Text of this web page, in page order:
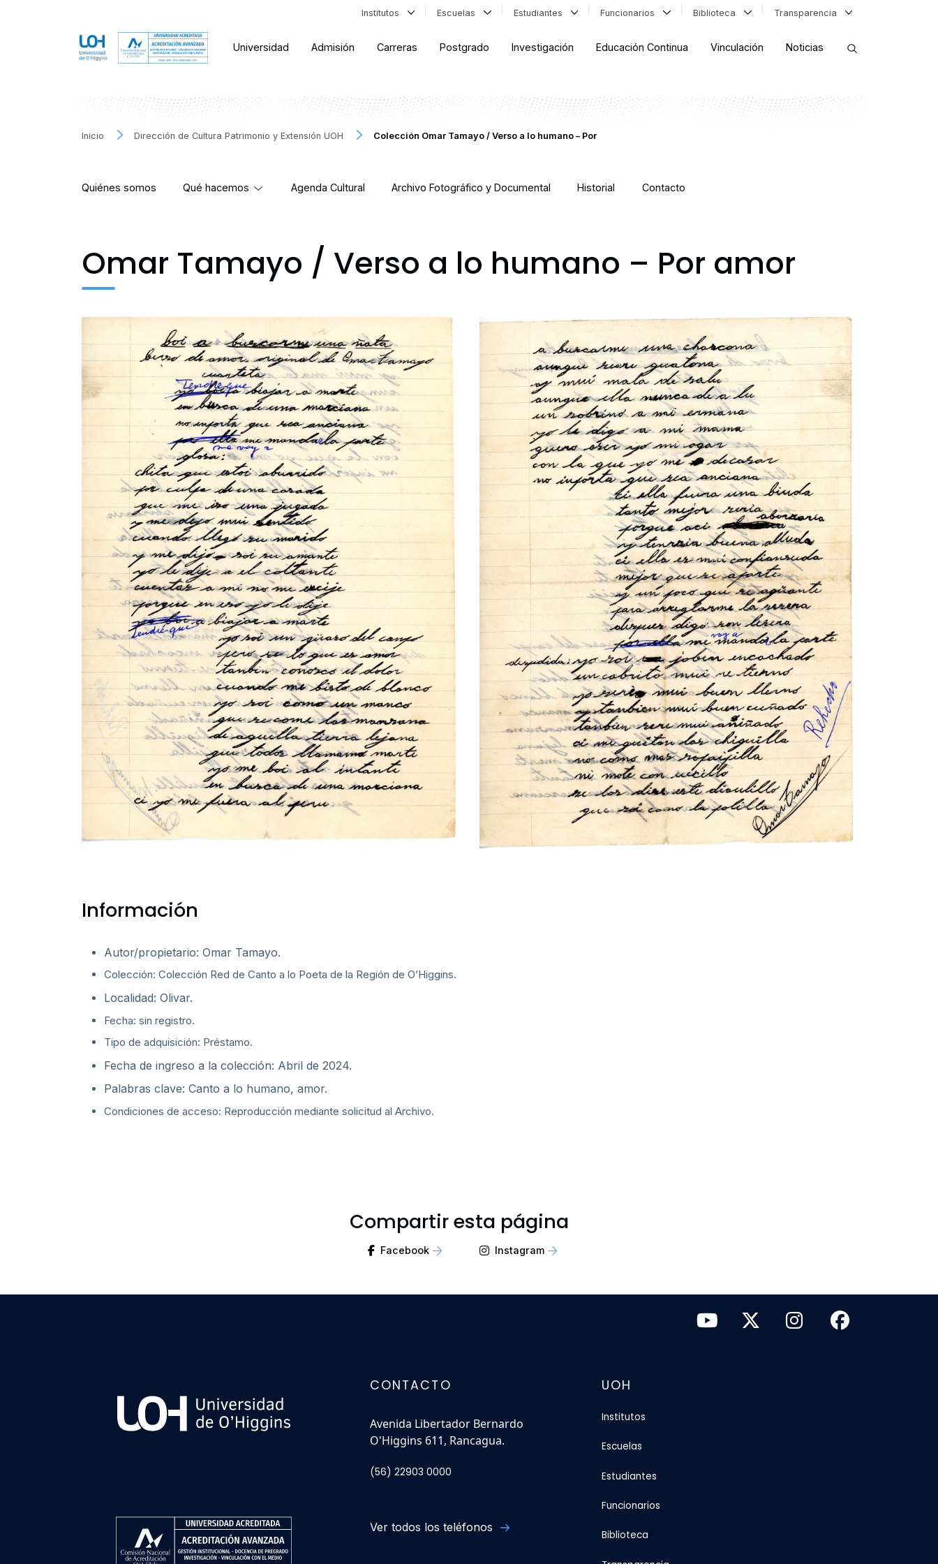
Institutos Escuelas Estudiantes Funcionarios Biblioteca Transparencia
Universidad Admisión Carreras Postgrado Investigación Educación Continua Vinculación Noticias
Inicio Dirección de Cultura Patrimonio y Extensión UOH Colección Omar Tamayo / Verso a lo humano – Por
Quiénes somos Qué hacemos Agenda Cultural Archivo Fotográfico y Documental Historial Contacto
Omar Tamayo / Verso a lo humano – Por amor
Información
Autor/propietario: Omar Tamayo.
Colección: Colección Red de Canto a lo Poeta de la Región de O’Higgins.
Localidad: Olivar.
Fecha: sin registro.
Tipo de adquisición: Préstamo.
Fecha de ingreso a la colección: Abril de 2024.
Palabras clave: Canto a lo humano, amor.
Condiciones de acceso: Reproducción mediante solicitud al Archivo.
Compartir esta página
Facebook Instagram
CONTACTO
Avenida Libertador Bernardo
O'Higgins 611, Rancagua.
(56) 22903 0000
Ver todos los teléfonos
UOH
Institutos
Escuelas
Estudiantes
Funcionarios
Biblioteca